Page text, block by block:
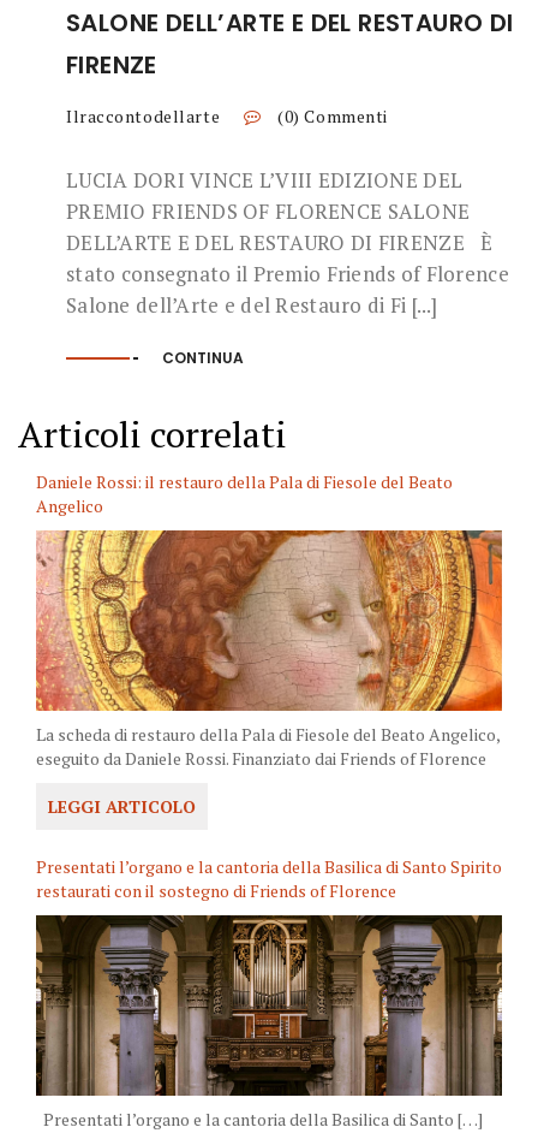
SALONE DELL’ARTE E DEL RESTAURO DI
FIRENZE
Ilraccontodellarte (0) Commenti
LUCIA DORI VINCE L’VIII EDIZIONE DEL
PREMIO FRIENDS OF FLORENCE SALONE
DELL’ARTE E DEL RESTAURO DI FIRENZE È
stato consegnato il Premio Friends of Florence
Salone dell’Arte e del Restauro di Fi [...]
CONTINUA
Articoli correlati
Daniele Rossi: il restauro della Pala di Fiesole del Beato
Angelico
La scheda di restauro della Pala di Fiesole del Beato Angelico,
eseguito da Daniele Rossi. Finanziato dai Friends of Florence
LEGGI ARTICOLO
Presentati l’organo e la cantoria della Basilica di Santo Spirito
restaurati con il sostegno di Friends of Florence
Presentati l’organo e la cantoria della Basilica di Santo […]